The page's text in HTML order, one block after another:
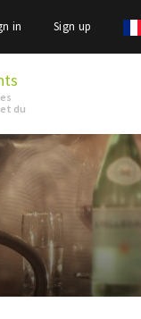
in Sign up
du